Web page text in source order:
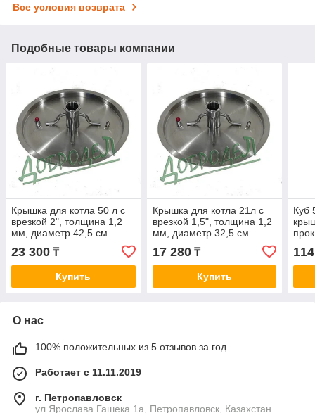
Все условия возврата
Подобные товары компании
Крышка для котла 50 л с
врезкой 2", толщина 1,2
мм, диаметр 42,5 см.
23 300 ₸
Купить
Крышка для котла 21л с
врезкой 1,5", толщина 1,2
мм, диаметр 32,5 см.
17 280₸
Купить
Куб
О нас
100% положительных из 5 отзывов за год
Работает с 11.11.2019
г. Петропавловск
ул.Ярослава Гашека 1а, Петропавловск, Казахстан